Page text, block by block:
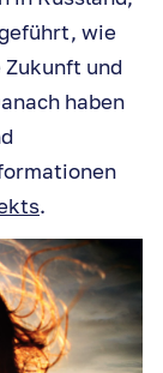
wie
Zukunft und
haben
.